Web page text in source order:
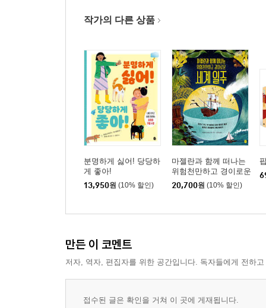
작가의 다른 상품
분명하게 싫어! 당당하
게 좋아!
13,950원 (10% 할인)
마젤란과 함께 떠나는
위험천만하고 경이로운
세계 일주
20,700원 (10% 할인)
만든 이 코멘트
저자, 역자, 편집자를 위한 공간입니다. 독자들에게 전하
접수된 글은 확인을 거쳐 이 곳에 게재됩니다.